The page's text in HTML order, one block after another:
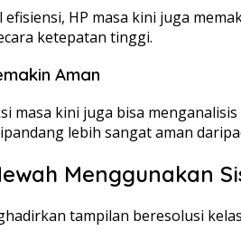
efisiensi, HP masa kini juga
ketepatan tinggi.
Aman
masa kini juga bisa
lebih sangat aman
Menggunakan
tampilan beresolusi